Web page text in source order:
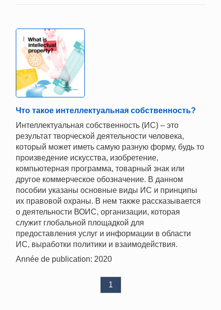
Что такое интеллектуальная собственность?
Интеллектуальная собственность (ИС) – это
результат творческой деятельности человека,
который может иметь самую разную форму, будь то
произведение искусства, изобретение,
компьютерная программа, товарный знак или
другое коммерческое обозначение. В данном
пособии указаны основные виды ИС и принципы
их правовой охраны. В нем также рассказывается
о деятельности ВОИС, организации, которая
служит глобальной площадкой для
предоставления услуг и информации в области
ИС, выработки политики и взаимодействия.
Année de publication: 2020
1